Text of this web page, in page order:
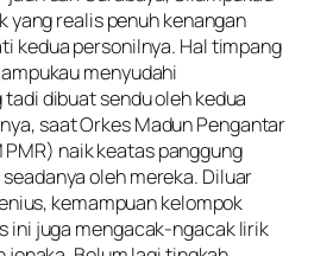
yang realis penuh kenangan
kedua personilnya. Hal timpang
menyudahi
dibuat sendu oleh kedua
saat Orkes Madun Pengantar
naik keatas panggung
oleh mereka. Diluar
kemampuan kelompok
ini juga mengacak-ngacak lirik